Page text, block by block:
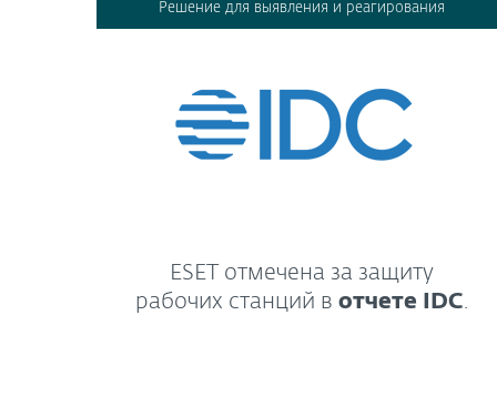
Решение для выявления и реагирования
ESET отмечена за защиту
рабочих станций в отчете IDC.